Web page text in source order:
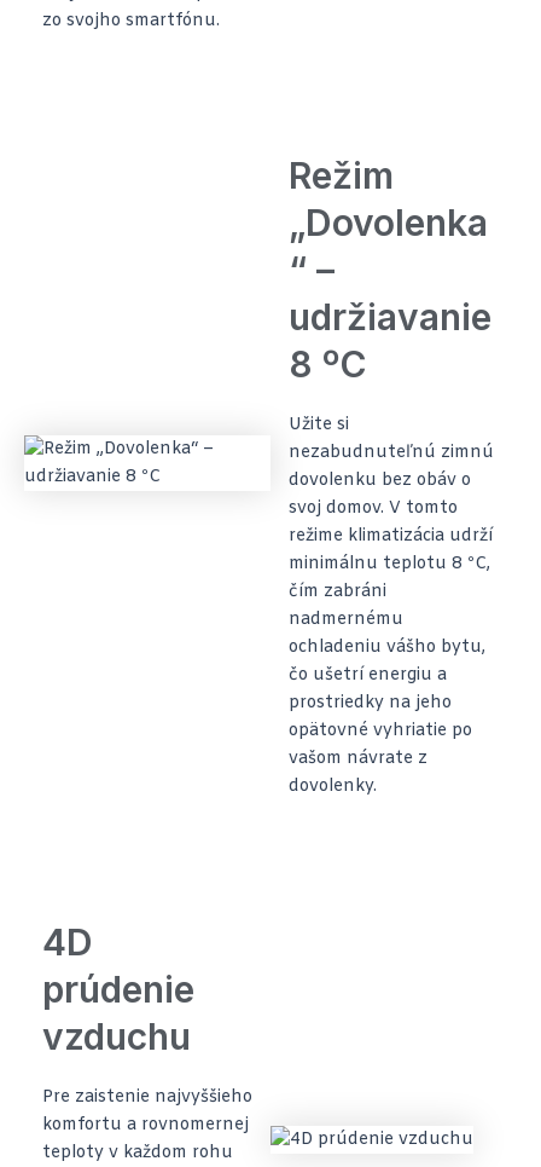
zo svojho smartfónu.
Režim
„Dovolenka
“ –
udržiavanie
8 ºC
Užite si
nezabudnuteľnú zimnú
dovolenku bez obáv o
svoj domov. V tomto
režime klimatizácia udrží
minimálnu teplotu 8 ºC,
čím zabráni
nadmernému
ochladeniu vášho bytu,
čo ušetrí energiu a
prostriedky na jeho
opätovné vyhriatie po
vašom návrate z
dovolenky.
4D
prúdenie
vzduchu
Pre zaistenie najvyššieho
komfortu a rovnomernej
teploty v každom rohu